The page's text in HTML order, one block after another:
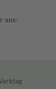
aus: